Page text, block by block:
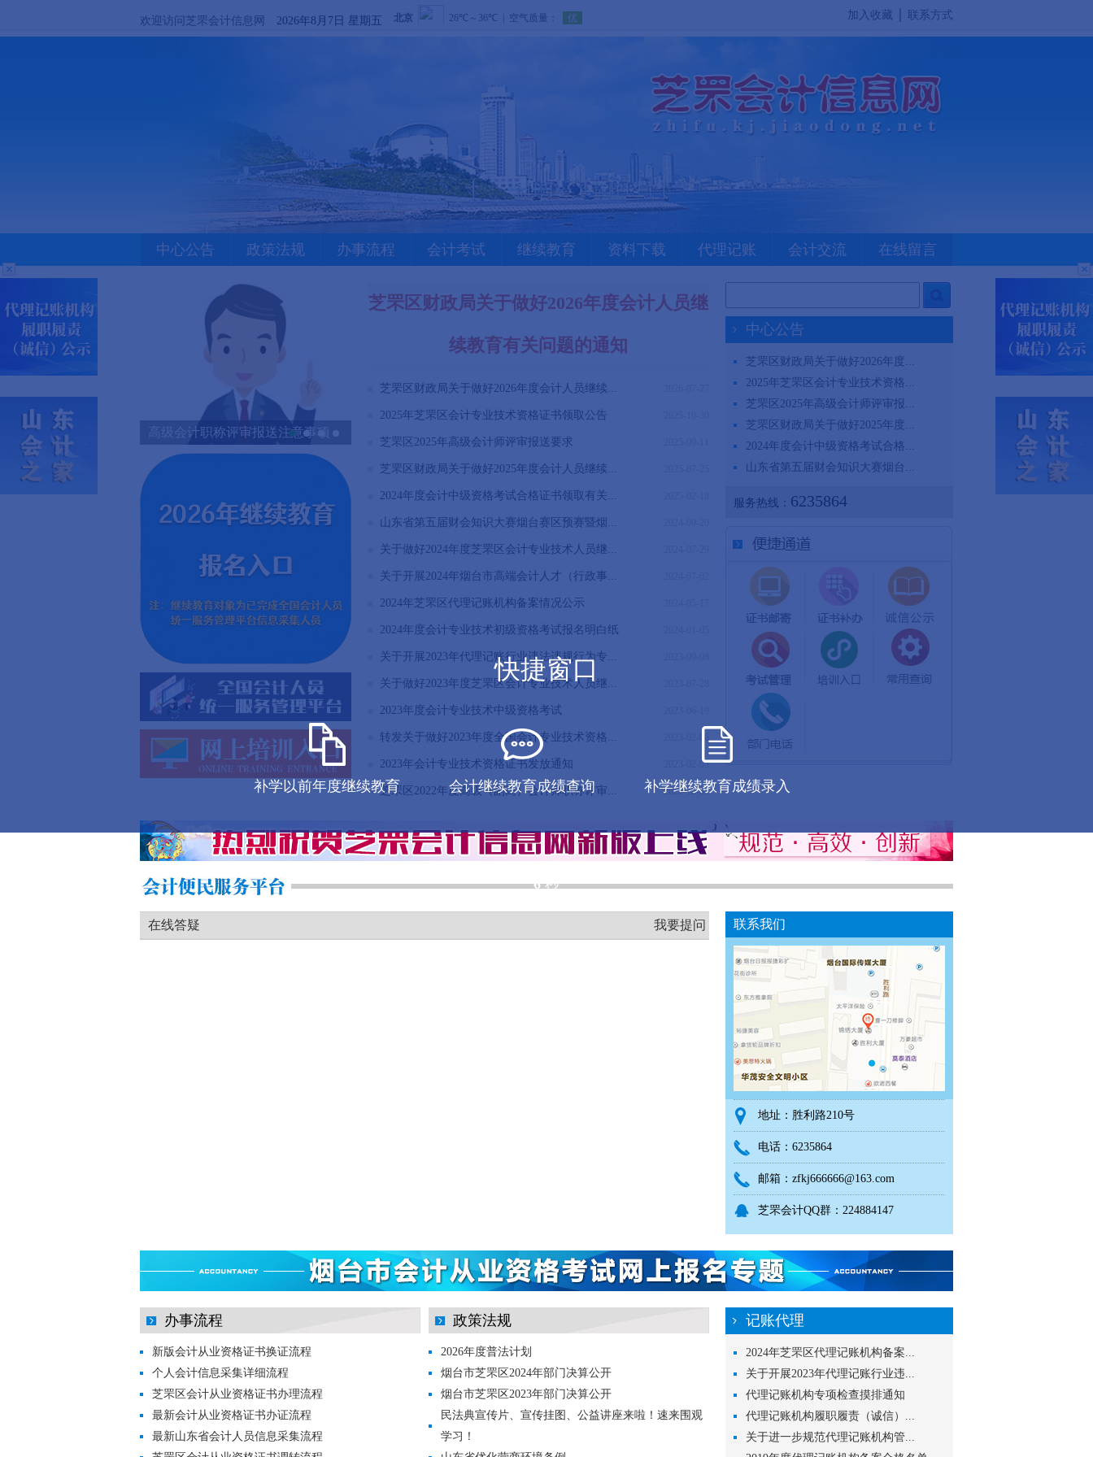
快捷窗口
补学以前年度继续教育 会计继续教育成绩查询 补学继续教育成绩录入
5秒
欢迎访问芝罘会计信息网 2026年8月7日 星期五 加入收藏 联系方式
中心公告 政策法规 办事流程 会计考试 继续教育 资料下载 代理记账 会计交流 在线留言
高级会计职称评审报送注意事项
1 2 3 4
芝罘区财政局关于做好2026年度会计人员继
续教育有关问题的通知
芝罘区财政局关于做好2026年度会计人员继续...
2025年芝罘区会计专业技术资格证书领取公告
芝罘区2025年高级会计师评审报送要求
芝罘区财政局关于做好2025年度会计人员继续...
2024年度会计中级资格考试合格证书领取有关...
山东省第五届财会知识大赛烟台赛区预赛暨烟...
关于做好2024年度芝罘区会计专业技术人员继...
关于开展2024年烟台市高端会计人才（行政事...
2024年芝罘区代理记账机构备案情况公示
2024年度会计专业技术初级资格考试报名明白纸
关于开展2023年代理记账行业违法违规行为专...
关于做好2023年度芝罘区会计专业技术人员继...
2023年度会计专业技术中级资格考试
转发关于做好2023年度全国会计专业技术资格...
2023年会计专业技术资格证书发放通知 2023-02-03
芝罘区2022年度高级（副高）会计师职称评审... 2022-12-01
中心公告
芝罘区财政局关于做好2026年度...
2025年芝罘区会计专业技术资格...
芝罘区2025年高级会计师评审报...
芝罘区财政局关于做好2025年度...
2024年度会计中级资格考试合格...
山东省第五届财会知识大赛烟台...
服务热线： 6235864
在线答疑 我要提问 联系我们
地址：胜利路210号
电话：6235864
邮箱：zfkj666666@163.com
芝罘会计QQ群：224884147
办事流程
新版会计从业资格证书换证流程
个人会计信息采集详细流程
芝罘区会计从业资格证书办理流程
最新会计从业资格证书办证流程
最新山东省会计人员信息采集流程
政策法规
2026年度普法计划
烟台市芝罘区2024年部门决算公开
烟台市芝罘区2023年部门决算公开
民法典宣传片、宣传挂图、公益讲座来啦！速来围观
学习！
记账代理
2024年芝罘区代理记账机构备案...
关于开展2023年代理记账行业违...
代理记账机构专项检查摸排通知
代理记账机构履职履责（诚信）...
关于进一步规范代理记账机构管...